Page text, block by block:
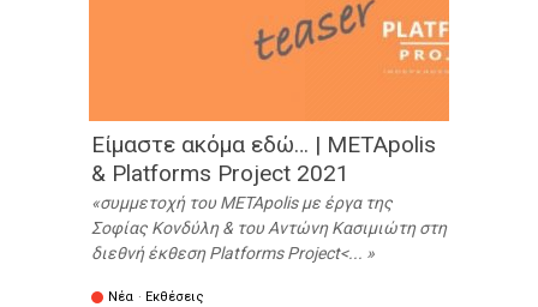
Είμαστε ακόμα εδώ… | METApolis
& Platforms Project 2021
συμμετοχή του METApolis με έργα της
Σοφίας Κονδύλη & του Αντώνη Κασιμιώτη στη
διεθνή έκθεση Platforms Project<...
Νέα · Εκθέσεις